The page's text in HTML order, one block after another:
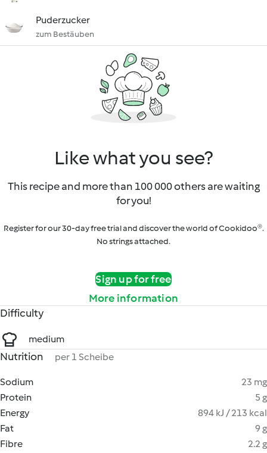
Puderzucker
zum Bestäuben
Like what you see?
This recipe and more than 100 000 others are waiting
for you!
Register for our 30-day free trial and discover the world of Cookidoo®.
No strings attached.
Sign up for free
More information
Difficulty
medium
Nutrition per 1 Scheibe
Sodium
23 mg
Protein
5 g
Energy
894 kJ / 213 kcal
Fat
9 g
Fibre
2.2 g